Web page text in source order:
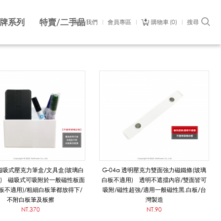
關於我們 會員專區 購物車 0 搜尋
系列 特賣/二手品
式壓克力筆盒/文具盒(玻璃白
磁吸式可吸附於一般磁性板面
不適用)/粗細白板筆都放得下/
不附白板筆及板擦
NT.370
G-04a 透明壓克力雙面強力磁鐵條(玻璃
白板不適用) 透明不遮擋內容/雙面皆可
吸附/磁性超強/適用一般磁性黑.白板/台
灣製造
NT.90